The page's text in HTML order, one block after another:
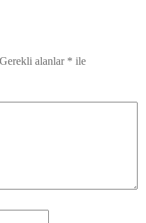
Gerekli alanlar * ile